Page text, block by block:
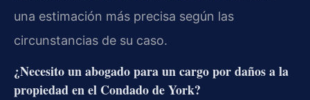
una estimación más precisa según las
circunstancias de su caso.
¿Necesito un abogado para un cargo por daños a la
propiedad en el Condado de York?